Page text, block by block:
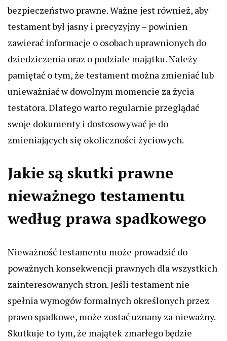
bezpieczeństwo prawne. Ważne jest również, aby
testament był jasny i precyzyjny – powinien
zawierać informacje o osobach uprawnionych do
dziedziczenia oraz o podziale majątku. Należy
pamiętać o tym, że testament można zmieniać lub
unieważniać w dowolnym momencie za życia
testatora. Dlatego warto regularnie przeglądać
swoje dokumenty i dostosowywać je do
zmieniających się okoliczności życiowych.
Jakie są skutki prawne
nieważnego testamentu
według prawa spadkowego
Nieważność testamentu może prowadzić do
poważnych konsekwencji prawnych dla wszystkich
zainteresowanych stron. Jeśli testament nie
spełnia wymogów formalnych określonych przez
prawo spadkowe, może zostać uznany za nieważny.
Skutkuje to tym, że majątek zmarłego będzie